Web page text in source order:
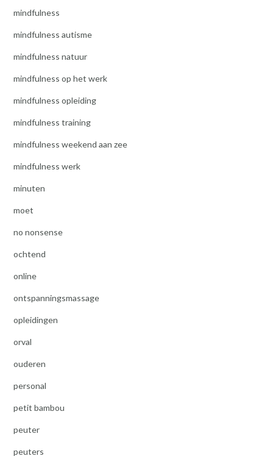
mindfulness
mindfulness autisme
mindfulness natuur
mindfulness op het werk
mindfulness opleiding
mindfulness training
mindfulness weekend aan zee
mindfulness werk
minuten
moet
no nonsense
ochtend
online
ontspanningsmassage
opleidingen
orval
ouderen
personal
petit bambou
peuter
peuters